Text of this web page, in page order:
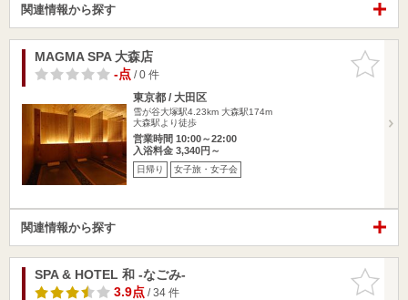
関連情報から探す
お気に入
りに追加
MAGMA SPA 大森店
-点/ 0 件
東京都 / 大田区
雪が谷大塚駅4.23km 大森駅174m
大森駅より徒歩
営業時間 10:00～22:00
入浴料金 3,340円～
日帰り 女子旅・女子会
関連情報から探す
お気に入
りに追加
SPA & HOTEL 和 -なごみ-
3.9点/ 34 件